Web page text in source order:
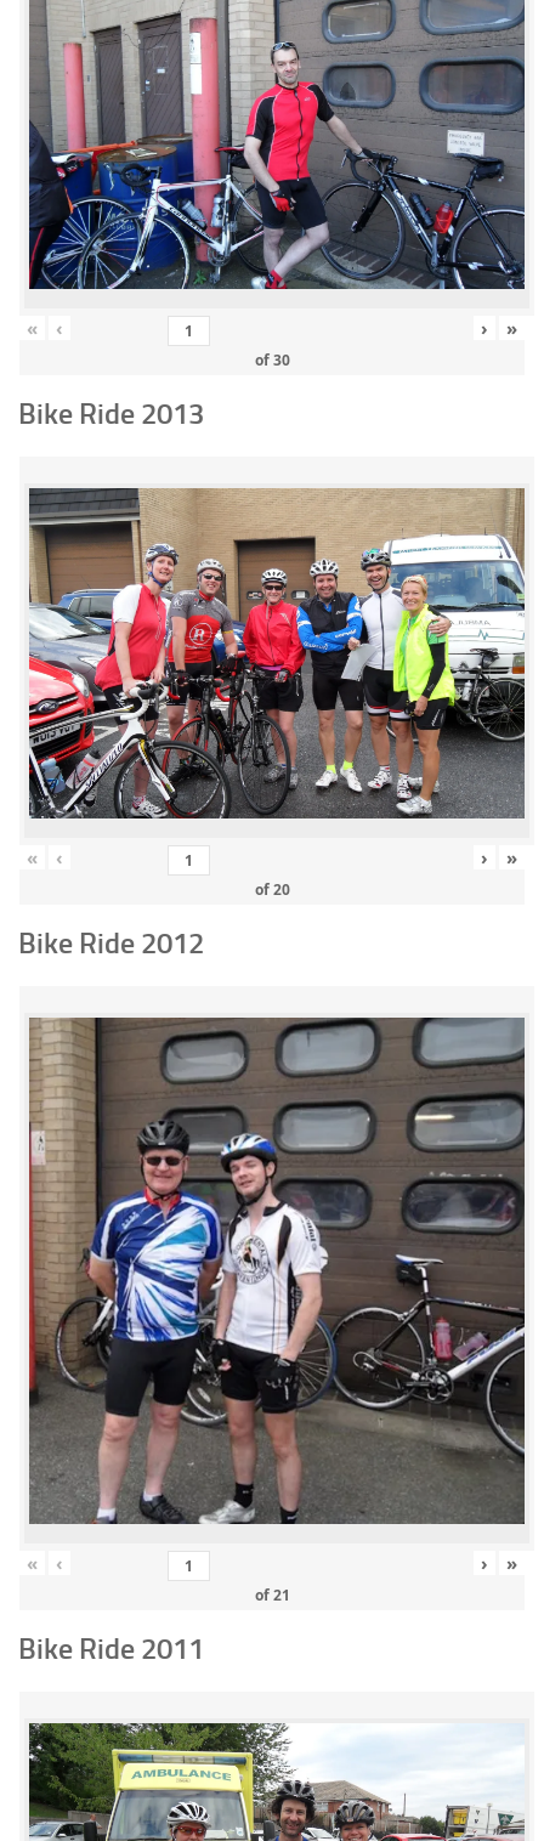
« ‹
of30
› »
Bike Ride 2013
« ‹
of20
› »
Bike Ride 2012
« ‹
of21
› »
Bike Ride 2011